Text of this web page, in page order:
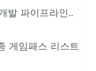
발 파이프라인..
게임패스 리스트